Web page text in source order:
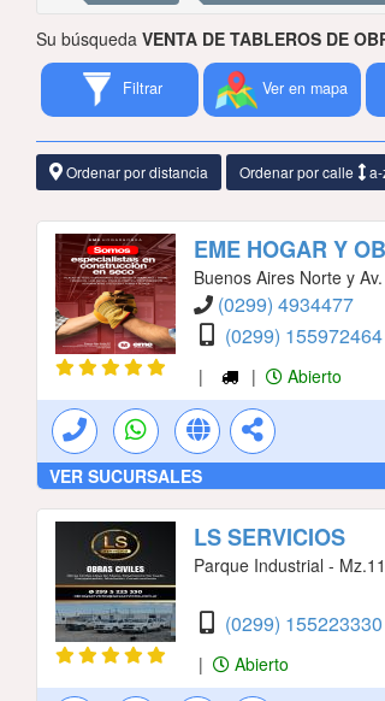
Su búsqueda VENTA DE TABLEROS DE
Filtrar Ver en mapa
Ordenar por distancia Ordenar por calle
EME HOGAR Y
Buenos Aires Norte y
(0299) 4934477
(0299) 155972464
| | Abierto
VER SUCURSALES
LS SERVICIOS
Parque Industrial -
(0299) 155223330
| Abierto